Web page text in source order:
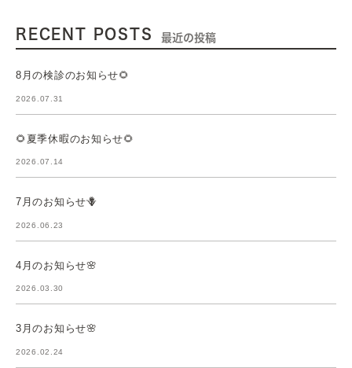
RECENT POSTS 最近の投稿
8月の検診のお知らせ🌻
2026.07.31
🌻夏季休暇のお知らせ🌻
2026.07.14
7月のお知らせ🪻
2026.06.23
4月のお知らせ🌸
2026.03.30
3月のお知らせ🌸
2026.02.24